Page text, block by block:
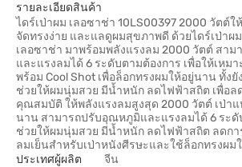
รายละเอียดสินค้า
ไดร์เป่าผม เลอซาช่า 10LS00397 2000 วัตต์ใ
จัดทรงง่าย และแลดูผมสุขภาพดี ด้วยไดร์เป่าผ
เลอซาช่า มาพร้อมพลังแรงลม 2000 วัตต์ สาม
และแรงลมได้ 6 ระดับตามต้องการ เพื่อให้เหม
พร้อม Cool Shot เพื่อล็อกทรงผมให้อยู่นาน ทั้ง
ช่วยให้ผมนุ่มสวย มีน้ำหนัก ลดไฟฟ้าสถิต เพื่อล
คุณสมบัติ ให้พลังแรงลมสูงสุด 2000 วัตต์ เป่าแ
นาน สามารถปรับอุณหภูมิและแรงลมได้ 6 ระดั
ช่วยให้ผมนุ่มสวย มีน้ำหนัก ลดไฟฟ้าสถิต ลดก
ลมเย็นสำหรับเป่าหนังศีรษะและใช้ล็อกทรงผ
ประเทศผู้ผลิต
จีน